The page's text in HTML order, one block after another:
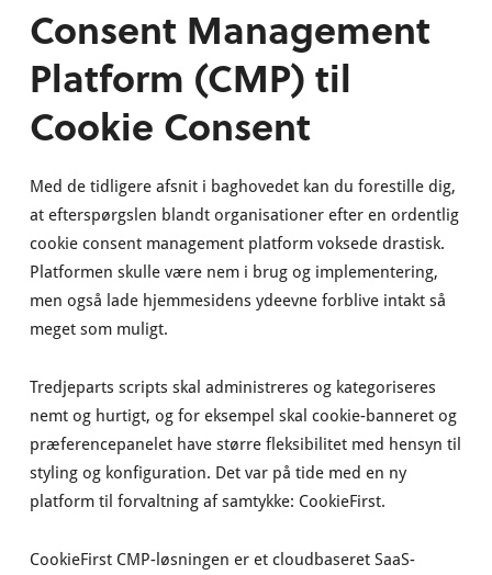
Consent Management
Platform (CMP) til
Cookie Consent
Med de tidligere afsnit i baghovedet kan du forestille dig,
at efterspørgslen blandt organisationer efter en ordentlig
cookie consent management platform voksede drastisk.
Platformen skulle være nem i brug og implementering,
men også lade hjemmesidens ydeevne forblive intakt så
meget som muligt.
Tredjeparts scripts skal administreres og kategoriseres
nemt og hurtigt, og for eksempel skal cookie-banneret og
præferencepanelet have større fleksibilitet med hensyn til
styling og konfiguration. Det var på tide med en ny
platform til forvaltning af samtykke: CookieFirst.
CookieFirst CMP-løsningen er et cloudbaseret SaaS-